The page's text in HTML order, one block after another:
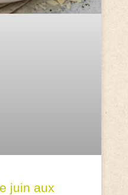
juin aux